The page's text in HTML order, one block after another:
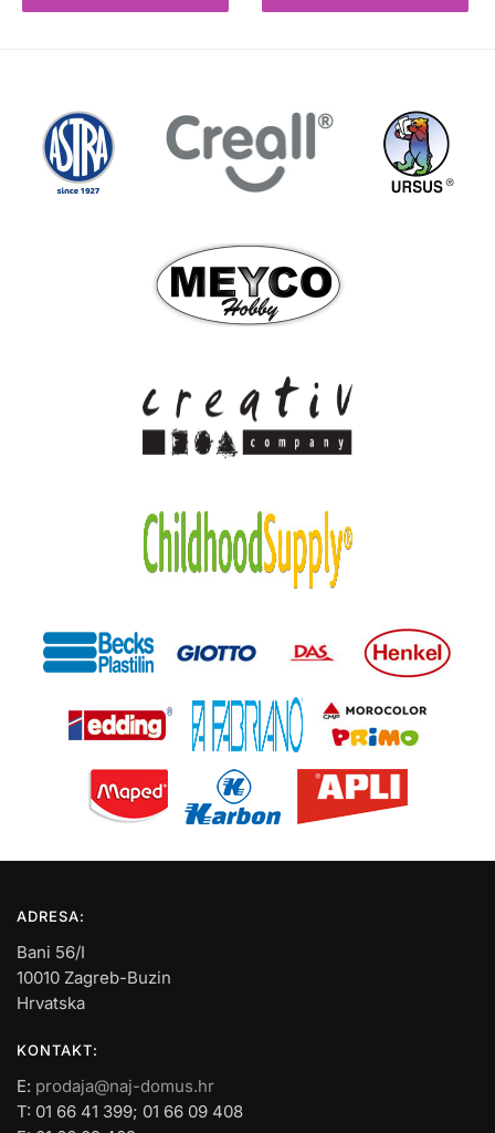
ADRESA:
Bani 56/I
10010 Zagreb-Buzin
Hrvatska
KONTAKT:
E: prodaja@naj-domus.hr
T: 01 66 41 399; 01 66 09 408